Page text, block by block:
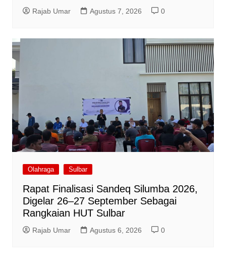
Rajab Umar Agustus 7, 2026 0
Olahraga Sulbar
Rapat Finalisasi Sandeq Silumba 2026,
Digelar 26–27 September Sebagai
Rangkaian HUT Sulbar
Rajab Umar Agustus 6, 2026 0